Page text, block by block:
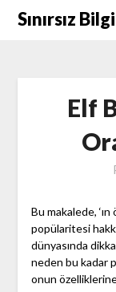
SkipSınırsız Bilgi
Elf
Bu makalede,
popülaritesi
dünyasında
neden bu kadar
onun